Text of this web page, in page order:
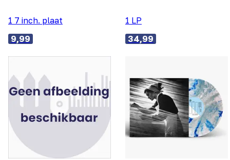
1 7 inch. plaat
9,99
1 LP
34,99